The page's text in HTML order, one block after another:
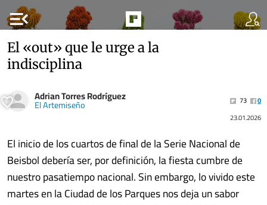
menu_open
El «out» que le urge a la
indisciplina
Adrian Torres Rodríguez
El Artemiseño 73
0
23.01.2026
El inicio de los cuartos de final de la Serie Nacional de
Beisbol debería ser, por definición, la fiesta cumbre de
nuestro pasatiempo nacional. Sin embargo, lo vivido este
martes en la Ciudad de los Parques nos deja un sabor